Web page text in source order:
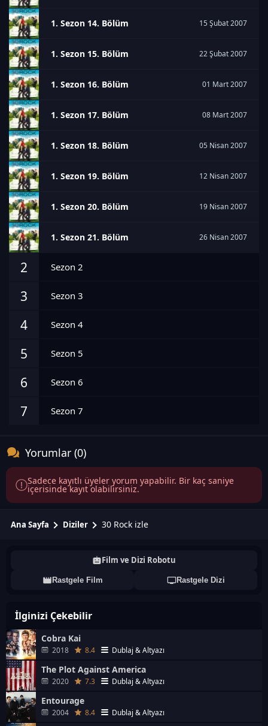
1. Sezon 14. Bölüm 15 Şubat 2007
1. Sezon 15. Bölüm 22 Şubat 2007
1. Sezon 16. Bölüm 01 Mart 2007
1. Sezon 17. Bölüm 08 Mart 2007
1. Sezon 18. Bölüm 05 Nisan 2007
1. Sezon 19. Bölüm 12 Nisan 2007
1. Sezon 20. Bölüm 19 Nisan 2007
1. Sezon 21. Bölüm 26 Nisan 2007
2 Sezon 2
3 Sezon 3
4 Sezon 4
5 Sezon 5
6 Sezon 6
7 Sezon 7
Yorumlar (0)
Sadece kayıtlı üyeler yorum yapabilir. Bir kaç saniye
içerisinde kayıt olabilirsiniz.
Ana Sayfa Diziler 30 Rock izle
Film ve Dizi Robotu
Rastgele Film Rastgele Dizi
İlginizi Çekebilir
Cobra Kai
2018 8.4 Dublaj & Altyazı
The Plot Against America
2020 7.3 Dublaj & Altyazı
Entourage
2004 8.4 Dublaj & Altyazı